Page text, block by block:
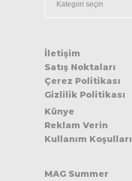
İletişim
Satış Noktaları
Çerez Politikası
Gizlilik Politikası
Künye
Reklam Verin
Kullanım Koşulları
MAG Summer